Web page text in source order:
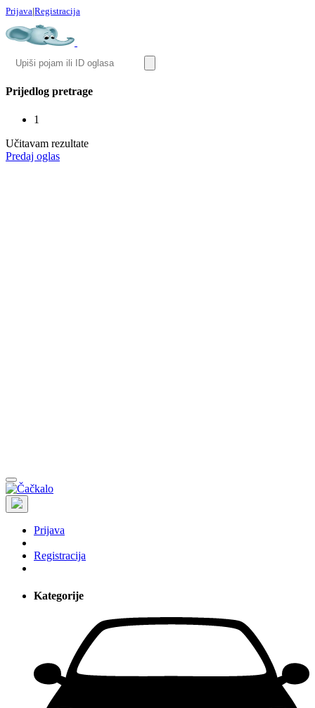
Prijava|Registracija
Prijedlog pretrage
1
Učitavam rezultate
Predaj oglas
Prijava
Registracija
Kategorije